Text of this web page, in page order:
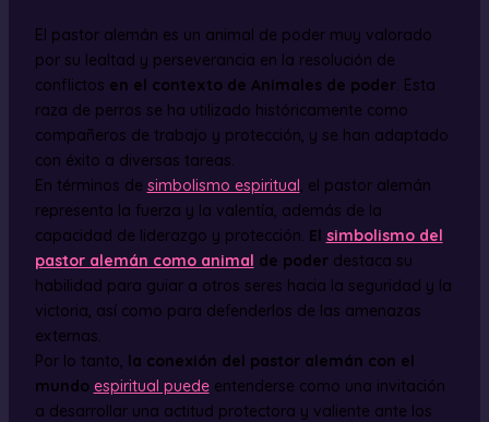
El pastor alemán es un animal de poder muy valorado
por su lealtad y perseverancia en la resolución de
conflictos en el contexto de Animales de poder. Esta
raza de perros se ha utilizado históricamente como
compañeros de trabajo y protección, y se han adaptado
con éxito a diversas tareas.
En términos de simbolismo espiritual , el pastor alemán
representa la fuerza y la valentía, además de la
capacidad de liderazgo y protección. El simbolismo del
pastor alemán como animal de poderdestaca su
habilidad para guiar a otros seres hacia la seguridad y la
victoria, así como para defenderlos de las amenazas
externas.
Por lo tanto, la conexión del pastor alemán con el
mundo espiritual puedeentenderse como una invitación
a desarrollar una actitud protectora y valiente ante los